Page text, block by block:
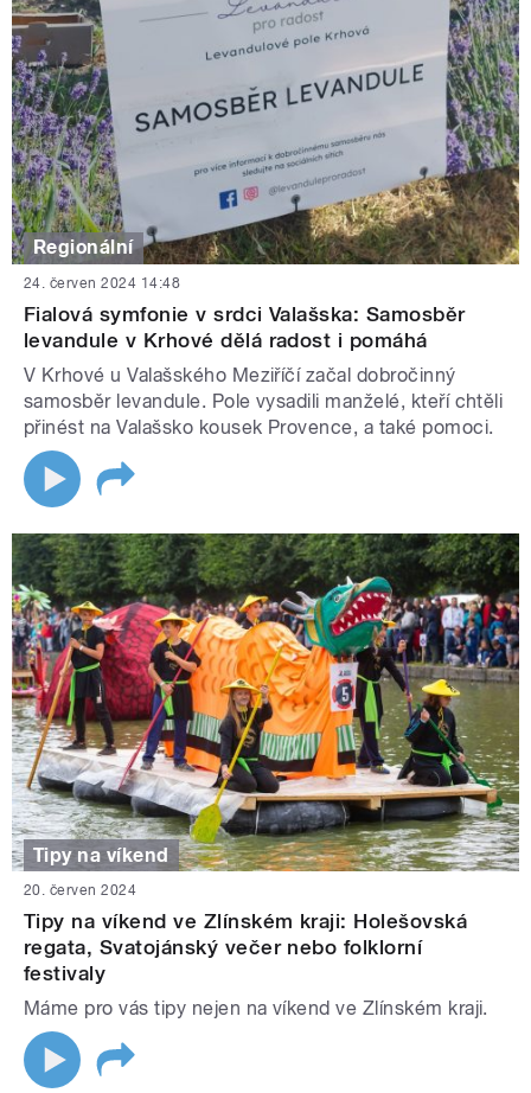
Regionální
24. červen 2024 14:48
Fialová symfonie v srdci Valašska: Samosběr
levandule v Krhové dělá radost i pomáhá
V Krhové u Valašského Meziříčí začal dobročinný
samosběr levandule. Pole vysadili manželé, kteří chtěli
přinést na Valašsko kousek Provence, a také pomoci.
Tipy na víkend
20. červen 2024
Tipy na víkend ve Zlínském kraji: Holešovská
regata, Svatojánský večer nebo folklorní
festivaly
Máme pro vás tipy nejen na víkend ve Zlínském kraji.